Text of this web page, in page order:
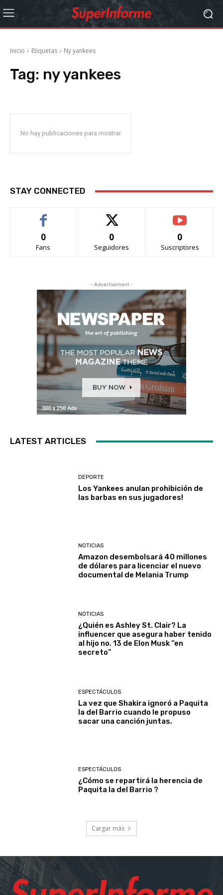
Inicio Etiquetas Ny yankees
Tag: ny yankees
No hay publicaciones para mostrar
STAY CONNECTED
0
Fans
0
Seguidores
0
Suscriptores
- Advertisement -
LATEST ARTICLES
DEPORTE
Los Yankees anulan prohibición de
las barbas en sus jugadores!
NOTICIAS
Amazon desembolsará 40 millones
de dólares para licenciar el nuevo
documental de Melania Trump
NOTICIAS
¿Quién es Ashley St. Clair? La
influencer que asegura haber tenido
al hijo no. 13 de Elon Musk “en
secreto”
ESPECTÁCULOS
La vez que Shakira ignoró a Paquita
la del Barrio cuando le propuso
sacar una canción juntas.
ESPECTÁCULOS
¿Cómo se repartirá la herencia de
Paquita la del Barrio ?
Cargar más